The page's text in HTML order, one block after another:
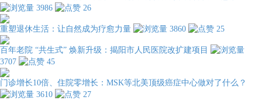
3986
26
重塑退休生活：让自然成为疗愈力量 3860 25
百年老院 “共生式” 焕新升级：揭阳市人民医院改扩建项目
3707
45
门诊增长10倍、住院零增长：MSK等北美顶级癌症中心做对了什么？
3610
27